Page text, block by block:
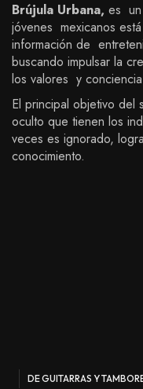
Brújula Urbana, es
jóvenes mexicanos
información de
buscando impulsar la
los valores y
El principal objetivo
oculto que tienen los
veces es ignorado,
conocimiento.
DE GUITARRAS Y